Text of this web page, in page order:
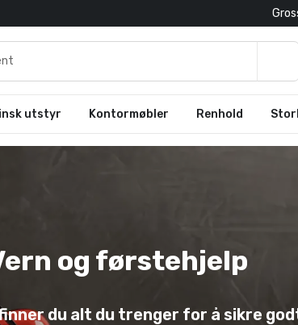
utstyr Kontormøbler Renhold
og førstehjelp
du alt du trenger for å sikre